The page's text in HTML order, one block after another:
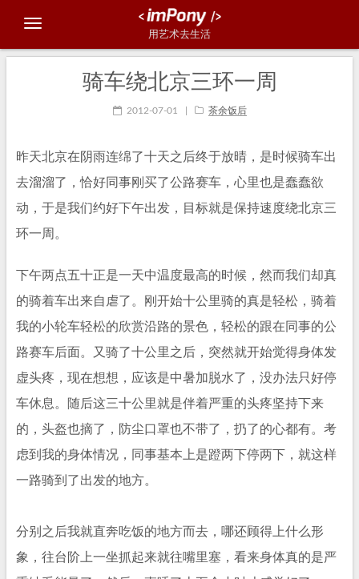
用艺术去生活
骑车绕北京三环一周
2012-07-01 茶余饭后
昨天北京在阴雨连绵了十天之后终于放晴，是时候骑车出
去溜溜了，恰好同事刚买了公路赛车，心里也是蠢蠢欲
动，于是我们约好下午出发，目标就是保持速度绕北京三
环一周。
下午两点五十正是一天中温度最高的时候，然而我们却真
的骑着车出来自虐了。刚开始十公里骑的真是轻松，骑着
我的小轮车轻松的欣赏沿路的景色，轻松的跟在同事的公
路赛车后面。又骑了十公里之后，突然就开始觉得身体发
虚头疼，现在想想，应该是中暑加脱水了，没办法只好停
车休息。随后这三十公里就是伴着严重的头疼坚持下来
的，头盔也摘了，防尘口罩也不带了，扔了的心都有。考
虑到我的身体情况，同事基本上是蹬两下停两下，就这样
一路骑到了出发的地方。
分别之后我就直奔吃饭的地方而去，哪还顾得上什么形
象，往台阶上一坐抓起来就往嘴里塞，看来身体真的是严